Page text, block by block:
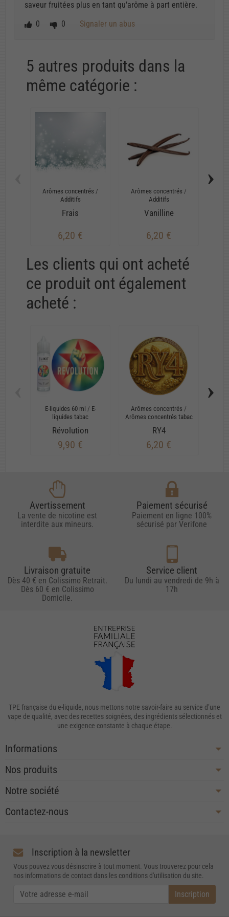
saveur fruitées plus en tant qu'arôme à part entière.
0
0 Signaler un abus
5 autres produits dans la
même catégorie :
Arômes concentrés /
Additifs
Frais
6,20 €
Arômes concentrés /
Additifs
Vanilline
6,20 €
›
Les clients qui ont acheté
ce produit ont également
acheté :
E-liquides 60 ml / E-
liquides tabac
Révolution
9,90 €
Arômes concentrés /
Arômes concentrés tabac
RY4
6,20 €
›
Avertissement
La vente de nicotine est
interdite aux mineurs.
Paiement sécurisé
Paiement en ligne 100%
sécurisé par Verifone
Livraison gratuite
Dès 40 € en Colissimo Retrait.
Dès 60 € en Colissimo
Domicile.
Service client
Du lundi au vendredi de 9h à
17h
TPE française du e-liquide, nous mettons notre savoir-faire au service d’une
vape de qualité, avec des recettes soignées, des ingrédients sélectionnés et
une exigence constante à chaque étape.
Informations
Nos produits
Notre société
Contactez-nous
Inscription à la newsletter
Vous pouvez vous désinscrire à tout moment. Vous trouverez pour cela
nos informations de contact dans les conditions d'utilisation du site.